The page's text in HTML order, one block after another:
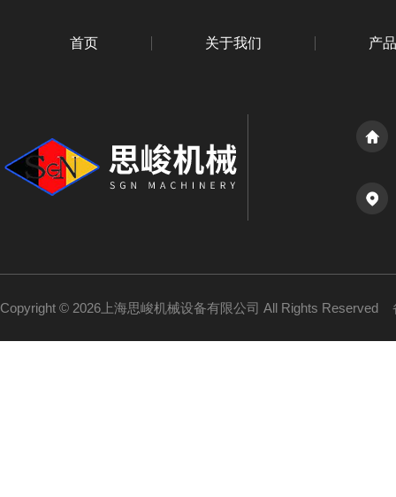
首页 关于我们 产
Copyright © 2026上海思峻机械设备有限公司 All Rights Reserved